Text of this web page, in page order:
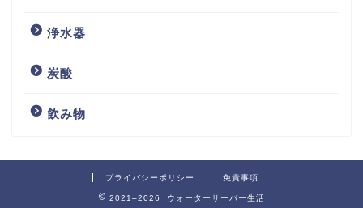
浄水器
炭酸
飲み物
プライバシーポリシー 免責事項
2021–2026 ウォーターサーバー生活